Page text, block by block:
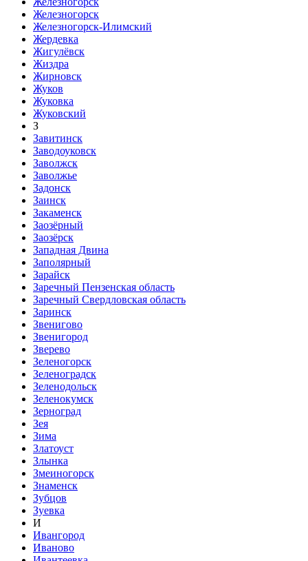
Железногорск
Железногорск-Илимский
Жердевка
Жигулёвск
Жиздра
Жирновск
Жуков
Жуковка
Жуковский
З
Завитинск
Заводоуковск
Заволжск
Заволжье
Задонск
Заинск
Закаменск
Заозёрный
Заозёрск
Западная Двина
Заполярный
Зарайск
Заречный Пензенская область
Заречный Свердловская область
Заринск
Звенигово
Звенигород
Зверево
Зеленогорск
Зеленоградск
Зеленодольск
Зеленокумск
Зерноград
Зея
Зима
Златоуст
Злынка
Змеиногорск
Знаменск
Зубцов
Зуевка
И
Ивангород
Иваново